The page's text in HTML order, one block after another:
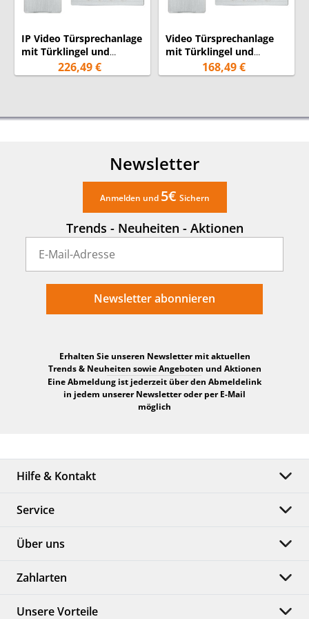
IP Video Türsprechanlage
mit Türklingel und
Kamera für
Einfamilienhaus
226,49 €
Video Türsprechanlage
mit Türklingel und
Kamera für
Einfamilienhaus
168,49 €
Newsletter
Anmelden und 5€ Sichern
Trends - Neuheiten - Aktionen
Newsletter abonnieren
Erhalten Sie unseren Newsletter mit aktuellen
Trends & Neuheiten sowie Angeboten und Aktionen
Eine Abmeldung ist jederzeit über den Abmeldelink
in jedem unserer Newsletter oder per E-Mail
möglich
Hilfe & Kontakt
Service
Über uns
Zahlarten
Unsere Vorteile